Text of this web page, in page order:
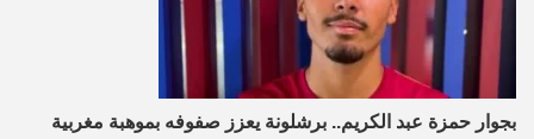
بجوار حمزة عبد الكريم.. برشلونة يعزز صفوفه بموهبة مغربية